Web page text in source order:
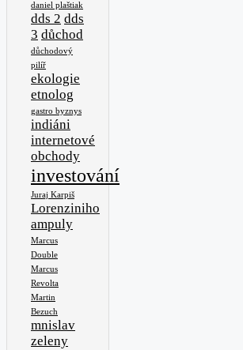
daniel plaštiak
dds 2 dds
3 důchod
důchodový
pilíř
ekologie
etnolog
gastro byznys
indiáni
internetové
obchody
investování
Juraj Karpiš
Lorenziniho
ampuly
Marcus
Double
Marcus
Revolta
Martin
Bezuch
mnislav
zeleny